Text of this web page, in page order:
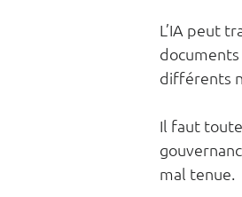
L’IA peut
différents
Il faut
mal tenue.